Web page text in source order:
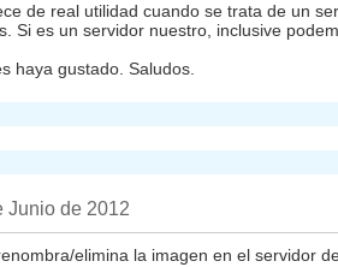
de real utilidad cuando se trata de un
Si es un servidor nuestro, inclusive
haya gustado. Saludos.
Junio de 2012
elimina la imagen en el servidor